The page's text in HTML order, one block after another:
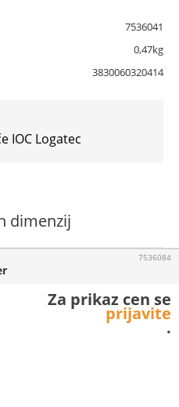
7536041
0,47kg
3830060320414
IOC Logatec
dimenzij
7536084
Za prikaz cen se
prijavite
.